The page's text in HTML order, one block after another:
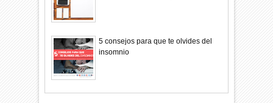
5 consejos para que te olvides del
insomnio